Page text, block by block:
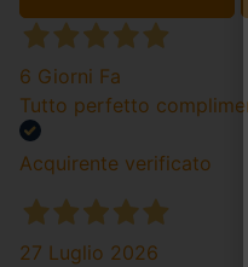
6 Giorni Fa
Tutto perfetto
Acquirente verificato
27 Luglio 2026